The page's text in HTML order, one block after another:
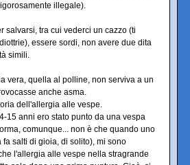
illegale).
salvarsi, tra cui vederci un cazzo (ti
essere sordi, non avere due dita
simili.
vera, quella al polline, non serviva a un
anche asma.
dell'allergia alle vespe.
15 anni ero stato punto da una vespa
comunque... non è che quando uno
salti di gioia, di solito), mi sono
l'allergia alle vespe nella stragrande